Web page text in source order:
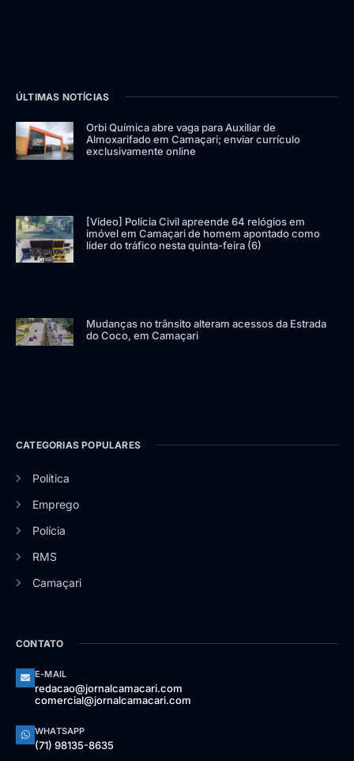
ÚLTIMAS NOTÍCIAS
Orbi Química abre vaga para Auxiliar de
Almoxarifado em Camaçari; enviar currículo
exclusivamente online
[Vídeo] Polícia Civil apreende 64 relógios em
imóvel em Camaçari de homem apontado como
líder do tráfico nesta quinta-feira (6)
Mudanças no trânsito alteram acessos da Estrada
do Coco, em Camaçari
CATEGORIAS POPULARES
Política
Emprego
Polícia
RMS
Camaçari
CONTATO
E-MAIL
redacao@jornalcamacari.com
comercial@jornalcamacari.com
WHATSAPP
(71) 98135-8635